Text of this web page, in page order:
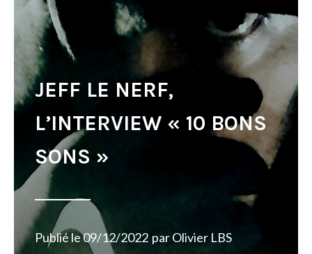
JEFF LE NERF,
L’INTERVIEW « 10 BONS
SONS »
Publié le09/12/2022 parOlivier LBS